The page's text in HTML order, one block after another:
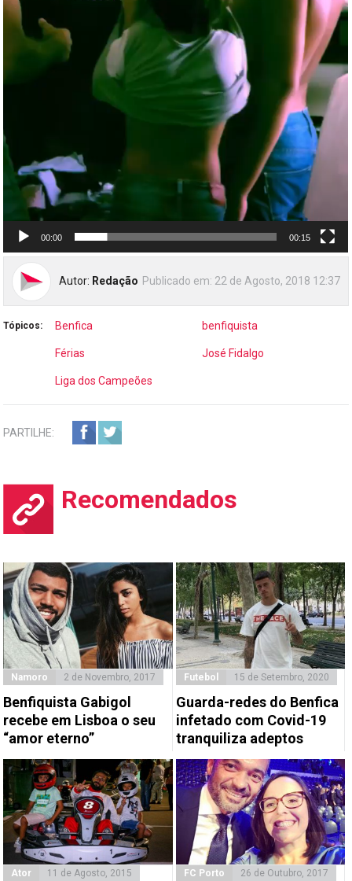
00:00 00:15
Autor: Redação Publicado em: 22 de Agosto, 2018 12:37
Tópicos: Benfica benfiquista
Férias José Fidalgo
Liga dos Campeões
PARTILHE:
Recomendados
Namoro 2 de Novembro, 2017
Benfiquista Gabigol
recebe em Lisboa o seu
“amor eterno”
Futebol 15 de Setembro, 2020
Guarda-redes do Benfica
infetado com Covid-19
tranquiliza adeptos
Ator 11 de Agosto, 2015 FC Porto 26 de Outubro, 2017